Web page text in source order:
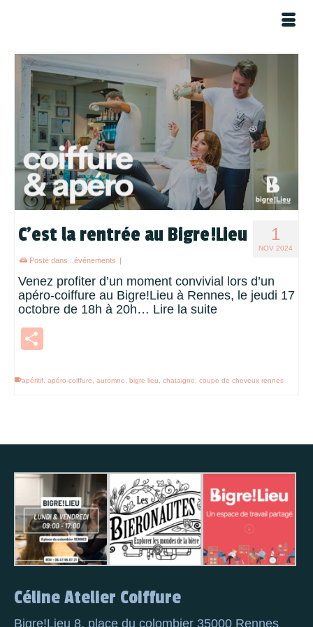
1
NOV 2024
C’est la rentrée au Bigre!Lieu
Posté dans : événements |
Venez profiter d’un moment convivial lors d’un
apéro-coiffure au Bigre!Lieu à Rennes, le jeudi 17
octobre de 18h à 20h… Lire la suite
apéritif apéro-coiffure automne bigre lieu chataigne coupe de cheveux rennes
Céline Atelier Coiffure
Bigre!Lieu 8, place du colombier 35000 Rennes